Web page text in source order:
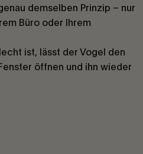
demselben Prinzip – nur
Büro oder Ihrem
ist, lässt der Vogel den
öffnen und ihn wieder